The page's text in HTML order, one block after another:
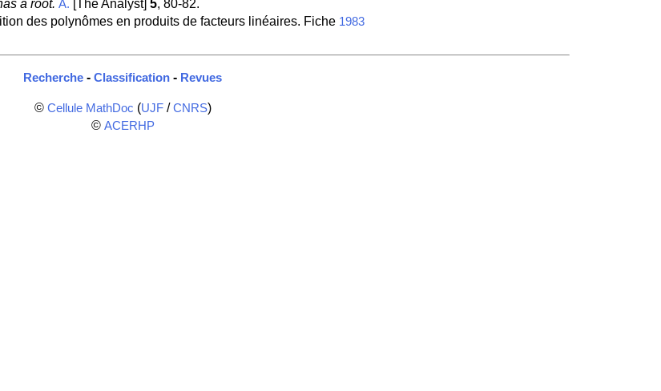
a root. A. [The Analyst] 5, 80-82.
des polynômes en produits de facteurs linéaires. Fiche 1983
Recherche - Classification - Revues
© Cellule MathDoc (UJF/CNRS)
© ACERHP